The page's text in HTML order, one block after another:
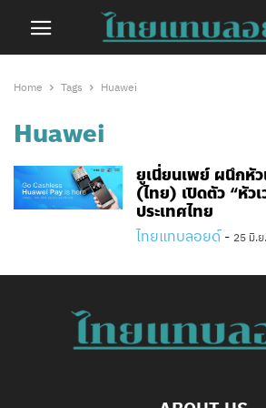
Home Tags Huawei
Huawei
ยูเนี่ยนเพย์ ผนึกหัว
(ไทย) เปิดตัว “หัว
ประเทศไทย
ไทยแทบลอยด์ - 25 มิ.